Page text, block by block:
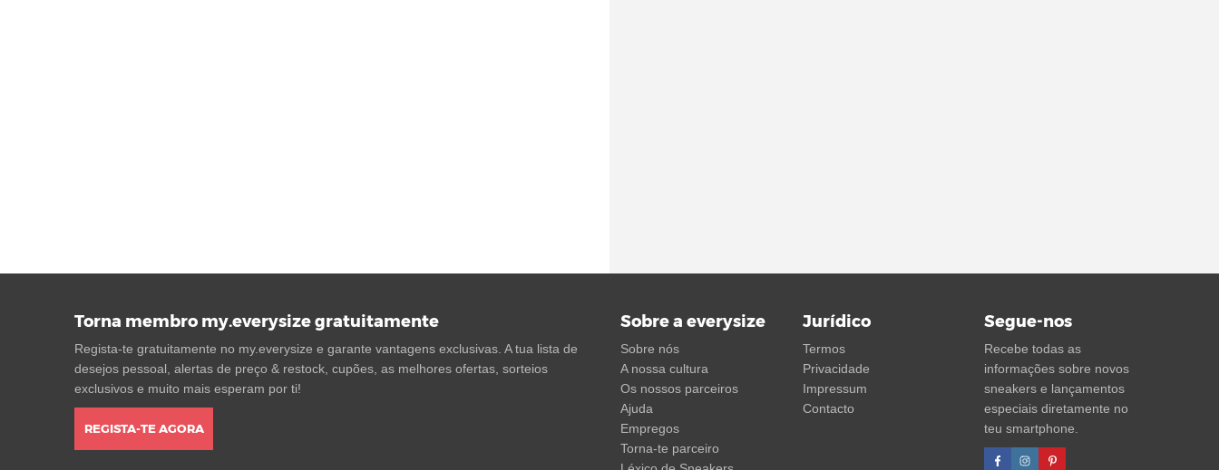
Torna membro my.everysize gratuitamente
Regista-te gratuitamente no my.everysize e garante vantagens exclusivas. A tua lista de
desejos pessoal, alertas de preço & restock, cupões, as melhores ofertas, sorteios
exclusivos e muito mais esperam por ti!
REGISTA-TE AGORA
Sobre a everysize
Sobre nós
A nossa cultura
Os nossos parceiros
Ajuda
Empregos
Torna-te parceiro
Jurídico
Termos
Privacidade
Impressum
Contacto
Segue-nos
Recebe todas as
informações sobre novos
sneakers e lançamentos
especiais diretamente no
teu smartphone.